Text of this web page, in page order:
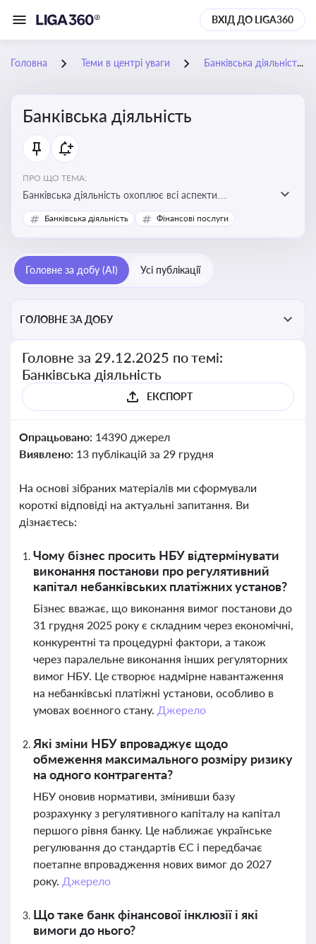
ВХІД ДО LIGA360
Головна Теми в центрі уваги Банківська діяльність
Банківська діяльність
ПРО ЩО ТЕМА:
Банківська діяльність охоплює всі аспекти
регулювання, нагляду та ліцензування банківських
установ
Банківська діяльність Фінансові послуги
Головне за добу (AI) Усі публікації
ГОЛОВНЕ ЗА ДОБУ
Головне за 29.12.2025 по темі:
Банківська діяльність
ЕКСПОРТ
Опрацьовано: 14390 джерел
Виявлено: 13 публікацій за 29 грудня
На основі зібраних матеріалів ми сформували
короткі відповіді на актуальні запитання. Ви
дізнаєтесь:
Чому бізнес просить НБУ відтермінувати
виконання постанови про регулятивний
капітал небанківських платіжних установ?
Бізнес вважає, що виконання вимог постанови до
31 грудня 2025 року є складним через економічні,
конкурентні та процедурні фактори, а також
через паралельне виконання інших регуляторних
вимог НБУ. Це створює надмірне навантаження
на небанківські платіжні установи, особливо в
умовах воєнного стану. Джерело
Які зміни НБУ впроваджує щодо
обмеження максимального розміру ризику
на одного контрагента?
НБУ оновив нормативи, змінивши базу
розрахунку з регулятивного капіталу на капітал
першого рівня банку. Це наближає українське
регулювання до стандартів ЄС і передбачає
поетапне впровадження нових вимог до 2027
року. Джерело
Що таке банк фінансової інклюзії і які
вимоги до нього?